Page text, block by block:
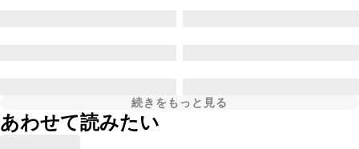
続きをもっと見る
あわせて読みたい